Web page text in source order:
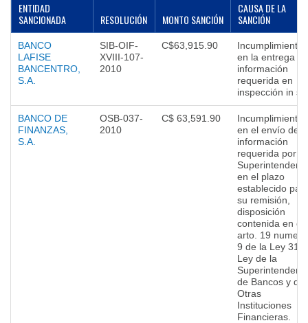
ENTIDAD
SANCIONADA
RESOLUCIÓN MONTO SANCIÓN
CAUSA DE LA
SANCIÓN
BANCO
LAFISE
BANCENTRO,
S.A.
SIB-OIF-
XVIII-107-
2010
C$63,915.90
Incumplimiento
en la entrega de
información
requerida en
inspección in
BANCO DE
FINANZAS,
S.A.
OSB-037-
2010
C$ 63,591.90
Incumplimiento
en el envío de
información
requerida por el
en el plazo
establecido
su remisión,
disposición
contenida en el
arto. 19
9 de la Ley 316,
Ley de la
de Bancos y de
Otras
Instituciones
Financieras.